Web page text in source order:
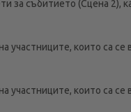
за събитието (Сцена 2),
участниците, които са се
участниците, които са се